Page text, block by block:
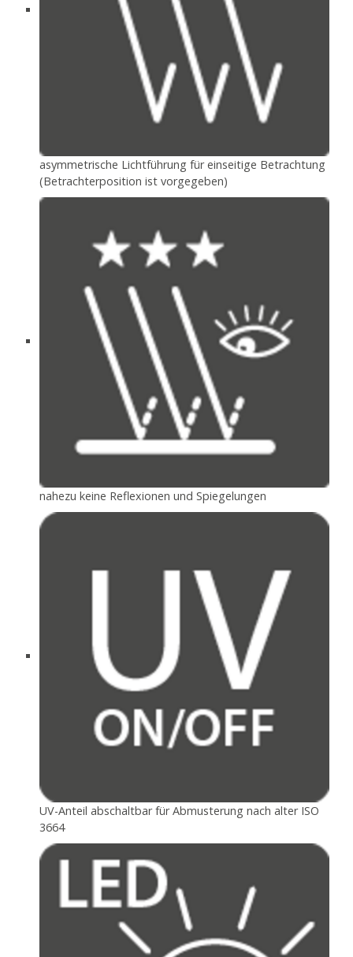
asymmetrische Lichtführung für einseitige Betrachtung
(Betrachterposition ist vorgegeben)
nahezu keine Reflexionen und Spiegelungen
UV-Anteil abschaltbar für Abmusterung nach alter ISO
3664